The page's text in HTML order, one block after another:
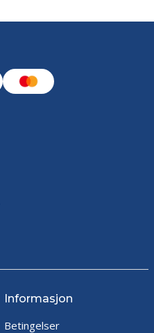
Informasjon
Betingelser